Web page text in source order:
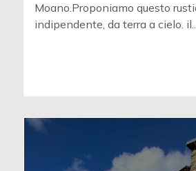
Moano.Proponiamo questo
indipendente, da terra a cielo.